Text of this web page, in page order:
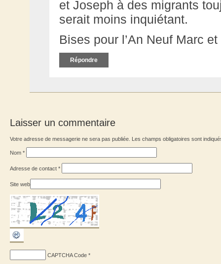
et Joseph à des migrants
serait moins inquiétant.
Bises pour l’An Neuf Marc
Répondre
Laisser un commentaire
Votre adresse de messagerie ne sera pas publiée. Les champs obligatoires sont
Nom *
Adresse de contact *
Site web
CAPTCHA Code *